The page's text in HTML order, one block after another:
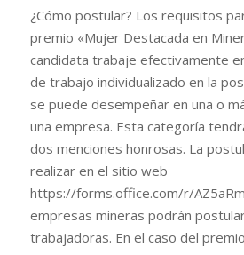
¿Cómo postular? Los requisitos
premio «Mujer Destacada en
candidata trabaje efectivamente
de trabajo individualizado en la
se puede desempeñar en una o
una empresa. Esta categoría
dos menciones honrosas. La
realizar en el sitio web
https://forms.office.com/r/
empresas mineras podrán
trabajadoras. En el caso del